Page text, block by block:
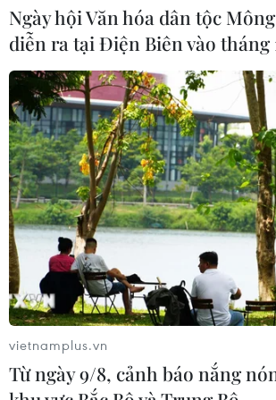
theo kết quả, sản phẩm và hiệu quả
thực tế
07/08/2026 05:03
Kiểm soát rác thải từ nguồn - Giải
pháp bảo vệ kênh rạch TP Hồ Chí
Minh trong mùa mưa
07/08/2026 04:47
Xem thêm
Ngày hội Văn hóa dân tộc
diễn ra tại Điện Biên vào tháng
vietnamplus.vn
Từ ngày 9/8, cảnh báo nắng